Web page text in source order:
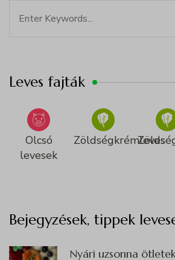
Leves fajták
Olcsó
levesek
Zöldségkrémleves
Bejegyzések, tippek
Nyári uzsonna